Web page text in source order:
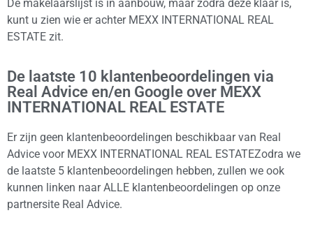
De makelaarslijst is in aanbouw, maar zodra deze klaar is,
kunt u zien wie er achter MEXX INTERNATIONAL REAL
ESTATE zit.
De laatste 10 klantenbeoordelingen via
Real Advice en/en Google over MEXX
INTERNATIONAL REAL ESTATE
Er zijn geen klantenbeoordelingen beschikbaar van Real
Advice voor MEXX INTERNATIONAL REAL ESTATEZodra we
de laatste 5 klantenbeoordelingen hebben, zullen we ook
kunnen linken naar ALLE klantenbeoordelingen op onze
partnersite Real Advice.